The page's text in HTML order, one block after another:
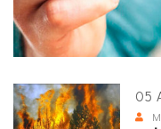
05